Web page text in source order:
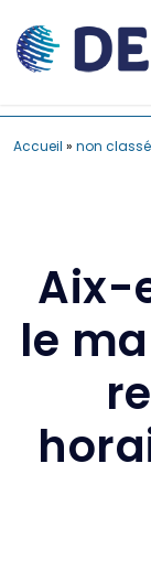
Accueil » non
Aix-
le